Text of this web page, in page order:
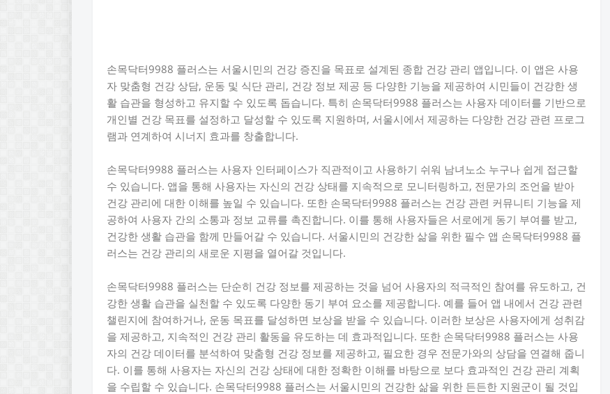
손목닥터9988 플러스는 서울시민의 건강 증진을 목표로 설계된 종합 건강 관리 앱입니다. 이 앱은 사용
자 맞춤형 건강 상담, 운동 및 식단 관리, 건강 정보 제공 등 다양한 기능을 제공하여 시민들이 건강한 생
활 습관을 형성하고 유지할 수 있도록 돕습니다. 특히 손목닥터9988 플러스는 사용자 데이터를 기반으로
개인별 건강 목표를 설정하고 달성할 수 있도록 지원하며, 서울시에서 제공하는 다양한 건강 관련 프로그
램과 연계하여 시너지 효과를 창출합니다.
손목닥터9988 플러스는 사용자 인터페이스가 직관적이고 사용하기 쉬워 남녀노소 누구나 쉽게 접근할
수 있습니다. 앱을 통해 사용자는 자신의 건강 상태를 지속적으로 모니터링하고, 전문가의 조언을 받아
건강 관리에 대한 이해를 높일 수 있습니다. 또한 손목닥터9988 플러스는 건강 관련 커뮤니티 기능을 제
공하여 사용자 간의 소통과 정보 교류를 촉진합니다. 이를 통해 사용자들은 서로에게 동기 부여를 받고,
건강한 생활 습관을 함께 만들어갈 수 있습니다. 서울시민의 건강한 삶을 위한 필수 앱 손목닥터9988 플
러스는 건강 관리의 새로운 지평을 열어갈 것입니다.
손목닥터9988 플러스는 단순히 건강 정보를 제공하는 것을 넘어 사용자의 적극적인 참여를 유도하고, 건
강한 생활 습관을 실천할 수 있도록 다양한 동기 부여 요소를 제공합니다. 예를 들어 앱 내에서 건강 관련
챌린지에 참여하거나, 운동 목표를 달성하면 보상을 받을 수 있습니다. 이러한 보상은 사용자에게 성취감
을 제공하고, 지속적인 건강 관리 활동을 유도하는 데 효과적입니다. 또한 손목닥터9988 플러스는 사용
자의 건강 데이터를 분석하여 맞춤형 건강 정보를 제공하고, 필요한 경우 전문가와의 상담을 연결해 줍니
다. 이를 통해 사용자는 자신의 건강 상태에 대한 정확한 이해를 바탕으로 보다 효과적인 건강 관리 계획
을 수립할 수 있습니다. 손목닥터9988 플러스는 서울시민의 건강한 삶을 위한 든든한 지원군이 될 것입